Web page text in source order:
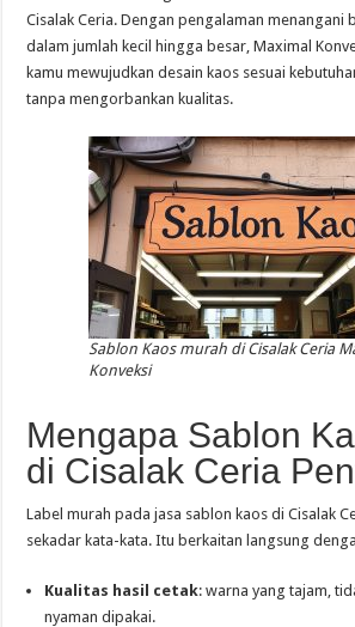
Cisalak Ceria. Dengan pengalaman menangani
dalam jumlah kecil hingga besar, Maximal
kamu mewujudkan desain kaos sesuai
tanpa mengorbankan kualitas.
Sablon Kaos murah di Cisalak Ceria
Konveksi
Mengapa Sablon
di Cisalak Ceria
Label murah pada jasa sablon kaos di Cisalak
sekadar kata-kata. Itu berkaitan langsung
Kualitas hasil cetak: warna yang tajam,
nyaman dipakai.